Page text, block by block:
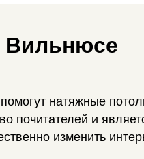
Вильнюсе
натяжные
почитателей и
изменить